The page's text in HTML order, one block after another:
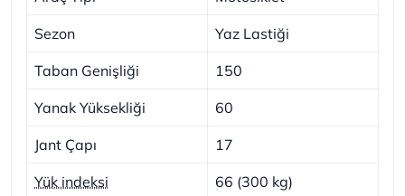
Sezon Yaz Lastiği
Taban Genişliği 150
Yanak Yüksekliği 60
Jant Çapı 17
Yük indeksi 66 (300 kg)